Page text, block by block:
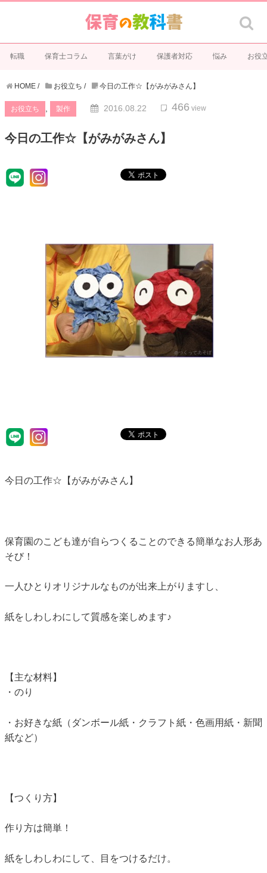
転職 保育士コラム 言葉がけ 保護者対応 悩み お役
HOME / お役立ち / 今日の工作☆【がみがみさん】
お役立ち 製作 2016.08.22 466 view
今日の工作☆【がみがみさん】
今日の工作☆【がみがみさん】
保育園のこども達が自らつくることのできる簡単なお人形あ
そび！
一人ひとりオリジナルなものが出来上がりますし、
紙をしわしわにして質感を楽しめます♪
【主な材料】
・のり
・お好きな紙（ダンボール紙・クラフト紙・色画用紙・新聞
紙など）
【つくり方】
作り方は簡単！
紙をしわしわにして、目をつけるだけ。